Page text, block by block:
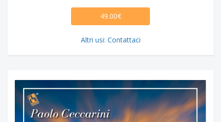
49.00€
Altri usi: Contattaci